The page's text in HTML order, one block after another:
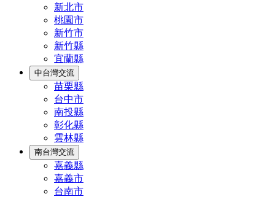
新北市
桃園市
新竹市
新竹縣
宜蘭縣
中台灣交流
苗栗縣
台中市
南投縣
彰化縣
雲林縣
南台灣交流
嘉義縣
嘉義市
台南市